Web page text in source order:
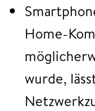
Home-
wurde,